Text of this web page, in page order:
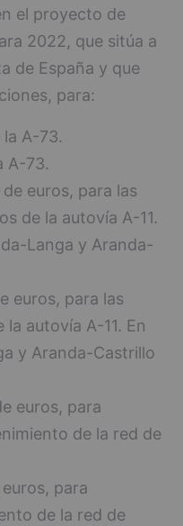
el proyecto de
2022, que sitúa a
de España y que
para:
A-73.
A-73.
euros, para las
de la autovía A-11.
Langa y Aranda-
euros, para las
autovía A-11. En
y Aranda-Castrillo
euros, para
de la red de
para
de la red de